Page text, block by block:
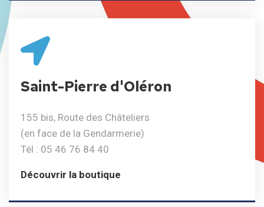
Saint-Pierre d'Oléron
155 bis, Route des Châteliers
(en face de la Gendarmerie)
Tél : 05 46 76 84 40
Découvrir la boutique